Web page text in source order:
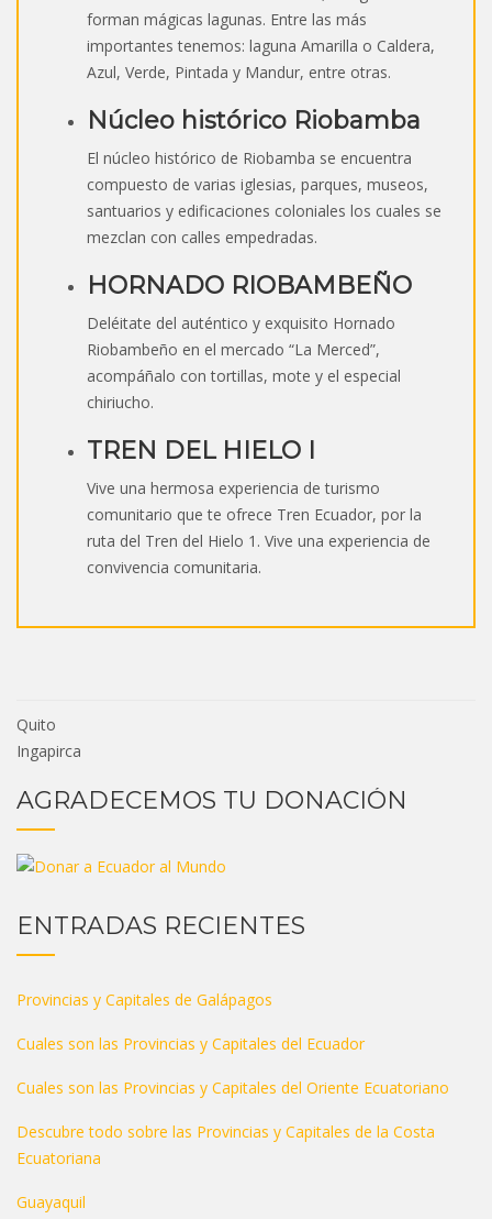
forman mágicas lagunas. Entre las más
importantes tenemos: laguna Amarilla o Caldera,
Azul, Verde, Pintada y Mandur, entre otras.
Núcleo histórico Riobamba
El núcleo histórico de Riobamba se encuentra
compuesto de varias iglesias, parques, museos,
santuarios y edificaciones coloniales los cuales se
mezclan con calles empedradas.
HORNADO RIOBAMBEÑO
Deléitate del auténtico y exquisito Hornado
Riobambeño en el mercado “La Merced”,
acompáñalo con tortillas, mote y el especial
chiriucho.
TREN DEL HIELO I
Vive una hermosa experiencia de turismo
comunitario que te ofrece Tren Ecuador, por la
ruta del Tren del Hielo 1. Vive una experiencia de
convivencia comunitaria.
Quito
Ingapirca
AGRADECEMOS TU DONACIÓN
ENTRADAS RECIENTES
Provincias y Capitales de Galápagos
Cuales son las Provincias y Capitales del Ecuador
Cuales son las Provincias y Capitales del Oriente Ecuatoriano
Descubre todo sobre las Provincias y Capitales de la Costa
Ecuatoriana
Guayaquil